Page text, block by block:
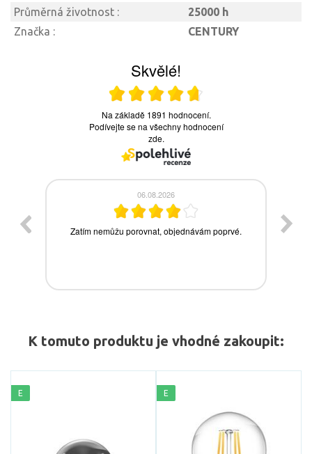
Průměrná životnost :
25000 h
Značka :
CENTURY
K tomuto produktu je vhodné zakoupit:
E E